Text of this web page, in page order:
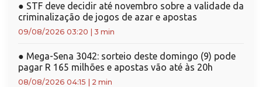
● STF deve decidir até novembro sobre a validade da
criminalização de jogos de azar e apostas
09/08/2026 03:20 3 min
● Mega-Sena 3042: sorteio deste domingo (9) pode
pagar R 165 milhões e apostas vão até às 20h
08/08/2026 04:15 2 min